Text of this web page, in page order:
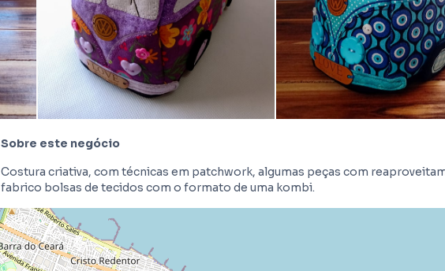
Sobre este negócio
Costura criativa, com técnicas em patchwork, algumas peças com
fabrico bolsas de tecidos com o formato de uma kombi.